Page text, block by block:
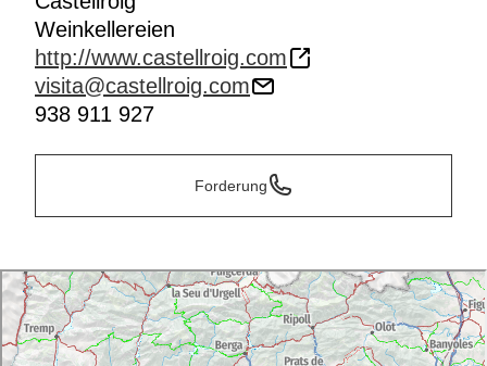
Der Besuch des Museums und der Weinkellerei ist
kostenlos, aber man sollte im Voraus reservieren.
Weinkellereien
http://www.castellroig.com
visita@castellroig.com
938 911 927
Forderung